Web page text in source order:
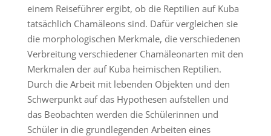
einem Reiseführer ergibt, ob die Reptilien auf Kuba
tatsächlich Chamäleons sind. Dafür vergleichen sie
die morphologischen Merkmale, die verschiedenen
Verbreitung verschiedener Chamäleonarten mit den
Merkmalen der auf Kuba heimischen Reptilien.
Durch die Arbeit mit lebenden Objekten und den
Schwerpunkt auf das Hypothesen aufstellen und
das Beobachten werden die Schülerinnen und
Schüler in die grundlegenden Arbeiten eines